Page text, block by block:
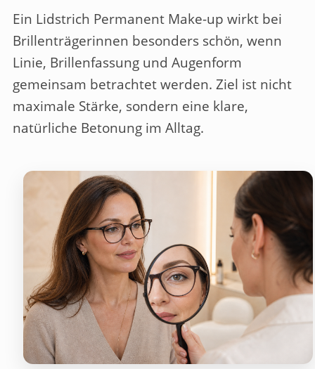
Ein Lidstrich Permanent Make-up wirkt bei
Brillenträgerinnen besonders schön, wenn
Linie, Brillenfassung und Augenform
gemeinsam betrachtet werden. Ziel ist nicht
maximale Stärke, sondern eine klare,
natürliche Betonung im Alltag.